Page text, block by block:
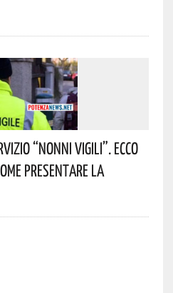
“Nonni Vigili”. Ecco
Presentare La